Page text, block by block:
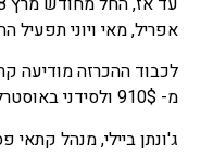
אפריל, מאי ויוני תפעיל החברה 6 טיסות
מ- 910$ ולסידני באוסטרליה החל מ- 1,500$.
ג'ונתן ביילי, מנהל